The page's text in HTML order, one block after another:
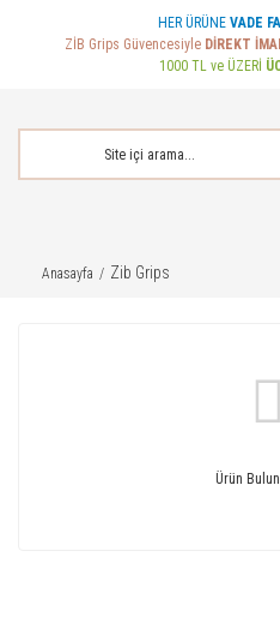
HER ÜRÜNE VADE
ZİB Grips Güvencesiyle DİREKT
1000 TL ve ÜZERİ
Anasayfa Zib Grips
Ürün